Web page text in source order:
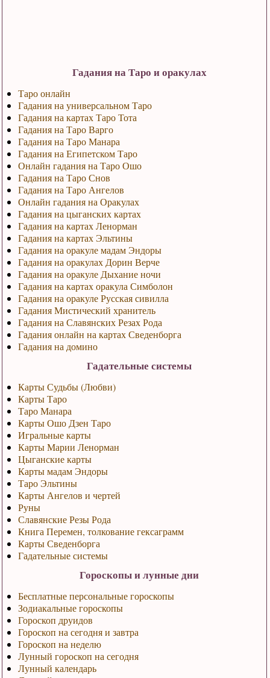
Гадания на Таро и оракулах
Таро онлайн
Гадания на универсальном Таро
Гадания на картах Таро Тота
Гадания на Таро Варго
Гадания на Таро Манара
Гадания на Египетском Таро
Онлайн гадания на Таро Ошо
Гадания на Таро Снов
Гадания на Таро Ангелов
Онлайн гадания на Оракулах
Гадания на цыганских картах
Гадания на картах Ленорман
Гадания на картах Эльтины
Гадания на оракуле мадам Эндоры
Гадания на оракулах Дорин Верче
Гадания на оракуле Дыхание ночи
Гадания на картах оракула Симболон
Гадания на оракуле Русская сивилла
Гадания Мистический хранитель
Гадания на Славянских Резах Рода
Гадания онлайн на картах Сведенборга
Гадания на домино
Гадательные системы
Карты Судьбы (Любви)
Карты Таро
Таро Манара
Карты Ошо Дзен Таро
Игральные карты
Карты Марии Ленорман
Цыганские карты
Карты мадам Эндоры
Таро Эльтины
Карты Ангелов и чертей
Руны
Славянские Резы Рода
Книга Перемен, толкование гексаграмм
Карты Сведенборга
Гадательные системы
Гороскопы и лунные дни
Бесплатные персональные гороскопы
Зодиакальные гороскопы
Гороскоп друидов
Гороскоп на сегодня и завтра
Гороскоп на неделю
Лунный гороскоп на сегодня
Лунный календарь